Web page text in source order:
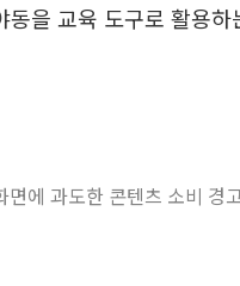
동을 교육 도구로 활용하